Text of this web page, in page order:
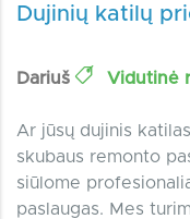
Dujinių katilų
Dariuš Vidutinė
Ar jūsų dujinis
skubaus remonto
siūlome
paslaugas. Mes